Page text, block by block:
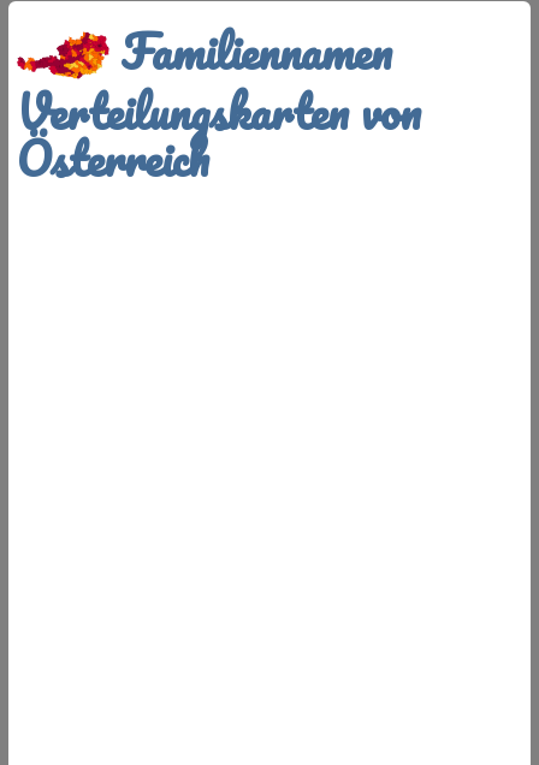
Familiennamen
Verteilungskarten von
Österreich